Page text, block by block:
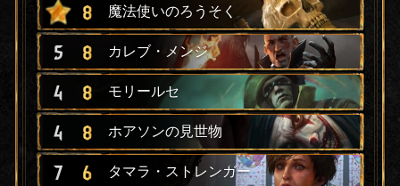
8 魔法使いのろうそく
5 8 カレブ・メンジ
4 8 モリールセ
4 8 ホアソンの見世物
7 6 タマラ・ストレンガー